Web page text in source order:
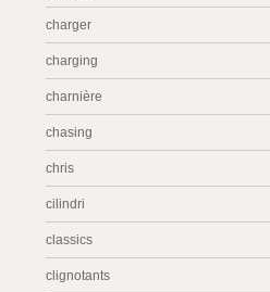
charger
charging
charnière
chasing
chris
cilindri
classics
clignotants